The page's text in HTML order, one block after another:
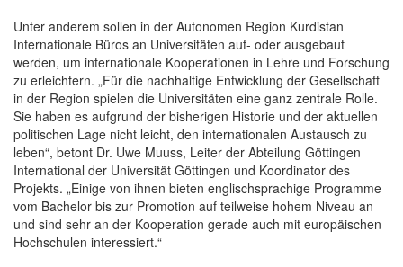
Unter anderem sollen in der Autonomen Region Kurdistan
Internationale Büros an Universitäten auf- oder ausgebaut
werden, um internationale Kooperationen in Lehre und Forschung
zu erleichtern. „Für die nachhaltige Entwicklung der Gesellschaft
in der Region spielen die Universitäten eine ganz zentrale Rolle.
Sie haben es aufgrund der bisherigen Historie und der aktuellen
politischen Lage nicht leicht, den internationalen Austausch zu
leben“, betont Dr. Uwe Muuss, Leiter der Abteilung Göttingen
International der Universität Göttingen und Koordinator des
Projekts. „Einige von ihnen bieten englischsprachige Programme
vom Bachelor bis zur Promotion auf teilweise hohem Niveau an
und sind sehr an der Kooperation gerade auch mit europäischen
Hochschulen interessiert.“